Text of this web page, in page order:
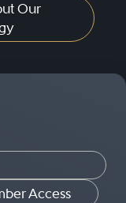
Our
Access